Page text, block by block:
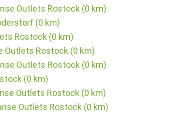
Outlets Rostock (0 km)
(0 km)
Rostock (0 km)
Outlets Rostock (0 km)
Outlets Rostock (0 km)
(0 km)
Outlets Rostock (0 km)
Outlets Rostock (0 km)